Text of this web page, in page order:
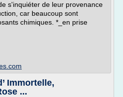
s'inquiéter de leur provenance
car beaucoup sont
chimiques. *_en prise
Immortelle,
...